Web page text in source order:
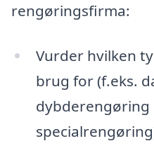
rengøringsfirma:
Vurder hvilken
brug for (f.eks.
dybderengøring